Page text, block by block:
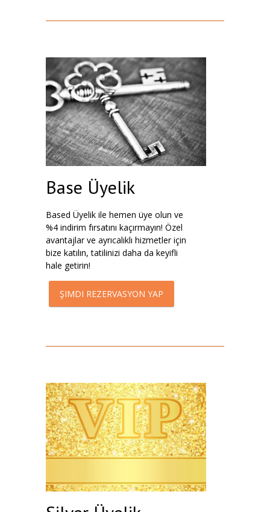
Base Üyelik
Based Üyelik ile hemen üye olun ve
%4 indirim fırsatını kaçırmayın! Özel
avantajlar ve ayrıcalıklı hizmetler için
bize katılın, tatilinizi daha da keyifli
hale getirin!
ŞIMDI REZERVASYON YAP